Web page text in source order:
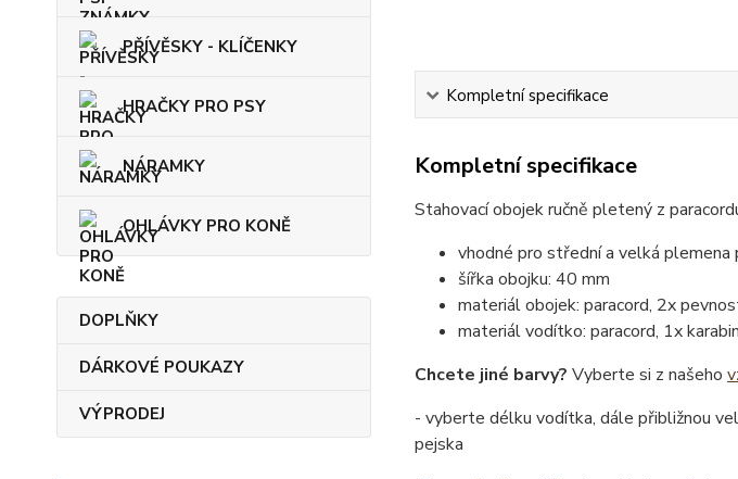
PŘÍVĚSKY - KLÍČENKY
HRAČKY PRO PSY
NÁRAMKY
OHLÁVKY PRO KONĚ
DOPLŇKY
DÁRKOVÉ POUKAZY
VÝPRODEJ
Kompletní specifikace
Kompletní specifikace
Stahovací obojek ručně pletený z
vhodné pro střední a velká plemena
šířka obojku: 40 mm
materiál obojek: paracord, 2x
materiál vodítko: paracord, 1x
Chcete jiné barvy? Vyberte si z našeho
- vyberte délku vodítka, dále přibližnou
pejska